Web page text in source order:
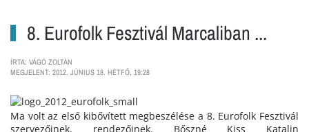
8. Eurofolk Fesztivál Marcaliban ...
ÍRTA: VÁGÓ ZOLTÁN
MEGJELENT: 2012. JÚNIUS 18. HÉTFŐ, 19:28
Ma volt az első kibővített megbeszélése a 8. Eurofolk Fesztivál
szervezőinek, rendezőinek. Bőszné Kiss Katalin